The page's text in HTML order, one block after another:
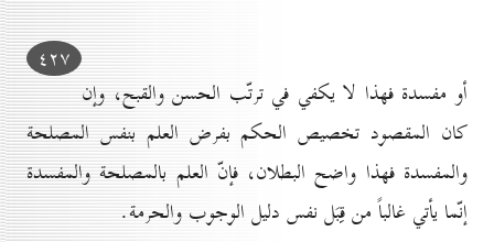
٤۲۷
أو مفسدة فهذا لا يكفي في ترتّب الحسن والقبح، وإن
كان المقصود تخصيص الحكم بفرض العلم بنفس المصلحة
والمفسدة فهذا واضح البطلان، فإنّ العلم بالمصلحة والمفسدة
إنّما يأتي غالباً من قِبَل نفس دليل الوجوب والحرمة.